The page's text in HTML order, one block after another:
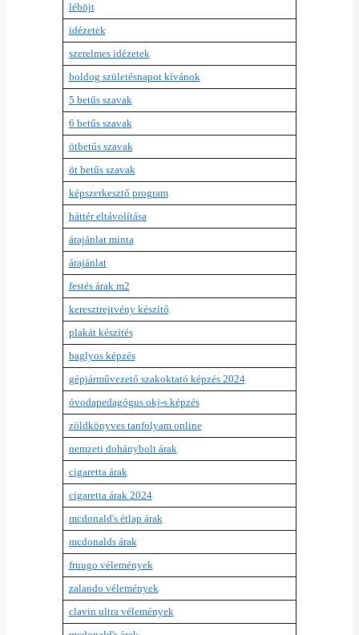
léböjt
idézetek
szerelmes idézetek
boldog születésnapot kívánok
5 betűs szavak
6 betűs szavak
ötbetűs szavak
öt betűs szavak
képszerkesztő program
háttér eltávolítása
árajánlat minta
árajánlat
festés árak m2
keresztrejtvény készítő
plakát készítés
baglyos képzés
gépjárművezető szakoktató képzés 2024
óvodapedagógus okj-s képzés
zöldkönyves tanfolyam online
nemzeti dohánybolt árak
cigaretta árak
cigaretta árak 2024
mcdonald's étlap árak
mcdonalds árak
fruugo vélemények
zalando vélemények
clavin ultra vélemények